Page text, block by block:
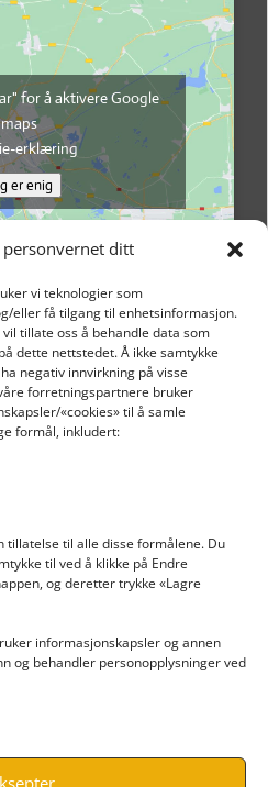
ditt
vi teknologier som
eller få tilgang til enhetsinformasjon.
tillate oss å behandle data som
dette nettstedet. Å ikke samtykke
negativ innvirkning på visse
forretningspartnere bruker
«cookies» til å samle
formål, inkludert:
tillatelse til alle disse formålene. Du
til ved å klikke på Endre
og deretter trykke «Lagre
informasjonskapsler og annen
og behandler personopplysninger ved
for å aktivere Google
maps
erklæring
er enig